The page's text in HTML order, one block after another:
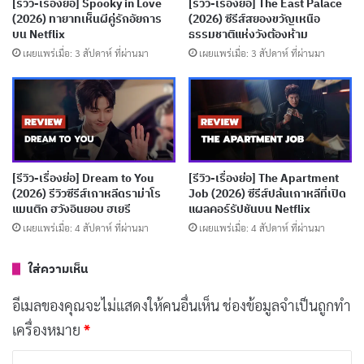
ตั้งแต่ตอนแรก เราก็เห็นยุนเล่นไพ่ในบ่อน ดึงดูดทุกคนด้วย
ความมั่นใจ แต่จริงๆ แล้วมันคือส่วนหนึ่งของแผนใหญ่ เธอ
และทีมพลิกโต๊ะโกงเศรษฐีนีโลภมากออกจากเงินก้อนโต
โดยไม่ให้เธอรู้ตัว เรื่องราวชวนลุ้นเพราะเต็มไปด้วยจุดหัก
มุมที่ทำให้เรานั่งไม่ติดเก้าอี้ เหมือนเล่นเกมแมวไล่จับหนูที่
ไม่มีใครรู้ว่าใครจะชนะ
บทความที่เกี่ยวข้อง
[รีวิว-เรื่องย่อ] The Affair Was Just the Beginning
[รีวิว-เรื่องย่อ] Forbidden Woman (2026) ดราม่า
เผยแพร่เมื่อ: 2 สัปดาห์ ที่ผ่านมา
[รีวิว-เรื่องย่อ] Spooky in Love
(2026) ทายาทเห็นผีคู่รักอัยการ
บน Netflix
เผยแพร่เมื่อ: 3 สัปดาห์ ที่ผ่านมา
[รีวิว-เรื่องย่อ] The East Palace
(2026) ซีรีส์สยองขวัญเหนือ
ธรรมชาติแห่งวังต้องห้าม
เผยแพร่เมื่อ: 3 สัปดาห์ ที่ผ่านมา
[รีวิว-เรื่องย่อ] Dream to You
(2026) รีวิวซีรีส์เกาหลีดราม่าโร
แมนติก ฮวังอินยอบ ฮเยรี
เผยแพร่เมื่อ: 4 สัปดาห์ ที่ผ่านมา
[รีวิว-เรื่องย่อ] The Apartment
Job (2026) ซีรีส์ปล้นเกาหลีที่เปิด
แผลคอร์รัปชันบน Netflix
เผยแพร่เมื่อ: 4 สัปดาห์ ที่ผ่านมา
ใส่ความเห็น
อีเมลของคุณจะไม่แสดงให้คนอื่นเห็นช่องข้อมูลจำเป็นถูกทำ
เครื่องหมาย *